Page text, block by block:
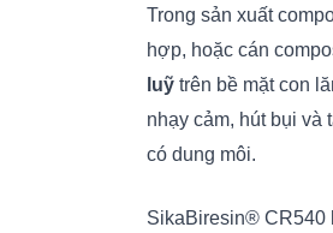
Trong sản xuất
hợp, hoặc cán
luỹ trên bề mặt con
nhạy cảm, hút bụi và
có dung môi.
SikaBiresin® CR540